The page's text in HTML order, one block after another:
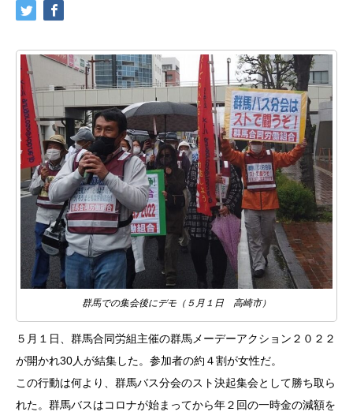
群馬での集会後にデモ（５月１日 高崎市）
５月１日、群馬合同労組主催の群馬メーデーアクション２０２２
が開かれ30人が結集した。参加者の約４割が女性だ。
この行動は何より、群馬バス分会のスト決起集会として勝ち取ら
れた。群馬バスはコロナが始まってから年２回の一時金の減額を